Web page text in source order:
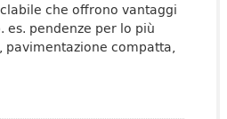
che offrono vantaggi
es. pendenze per lo più
compatta,